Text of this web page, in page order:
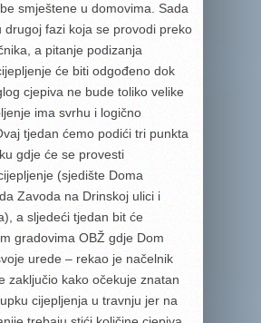
smještene u domovima. Sada
drugoj fazi koja se provodi preko
a pitanje podizanja
će biti odgođeno dok
cjepiva ne bude toliko velike
ima svrhu i logično
tjedan ćemo podići tri punkta
gdje će se provesti
(sjedište Doma
Zavoda na Drinskoj ulici i
a sljedeći tjedan bit će
gradovima OBŽ gdje Dom
urede – rekao je načelnik
zaključio kako očekuje znatan
cijepljenja u travnju jer na